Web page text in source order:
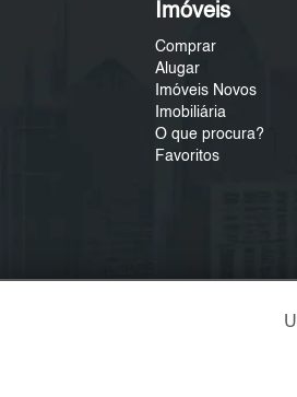
Imóveis
Comprar
Alugar
Imóveis Novos
Imobiliária
O que procura?
Favoritos